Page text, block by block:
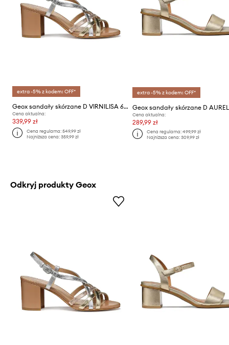
extra -5% z kodem: OFF*
Geox sandały skórzane D VIRNILISA 65 S
Cena aktualna:
339,99 zł
Cena regularna:549,99 zł
Najniższa cena:359,99 zł
extra -5% z kodem: OFF*
Geox sandały skórzane D
Cena aktualna:
289,99 zł
Cena regularna: 499,99 zł
Najniższa cena: 309,99 zł
Odkryj produkty Geox